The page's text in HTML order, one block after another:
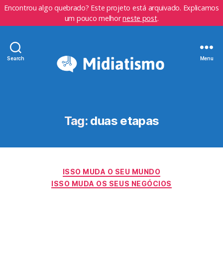
Encontrou algo quebrado? Este projeto está arquivado. Explicamos
um pouco melhorneste post.
Search Menu
Tag: duas etapas
Categorias
ISSO MUDA O SEU MUNDO
ISSO MUDA OS SEUS NEGÓCIOS